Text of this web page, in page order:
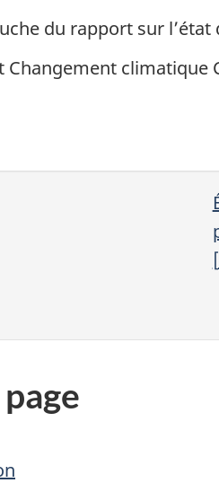
du rapport sur
Changement climatique
[